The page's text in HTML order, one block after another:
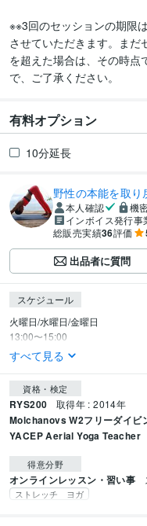
※※3回のセッションの期限
させていただきます。まだ
を超えた場合は、その時点
で、ご了承ください。
有料オプション
10分延長
野性の本能を取
本人確認
機
インボイス発行事
総販売実績36評価
出品者に質問
スケジュール
火曜日/水曜日/金曜日
13:00〜15:00
すべて見る
資格・検定
RYS200 取得年 : 2014年
Molchanovs W2フリーダイビ
YACEP Aerial Yoga Teacher
得意分野
オンラインレッスン・習い事
ストレッチ ヨガ